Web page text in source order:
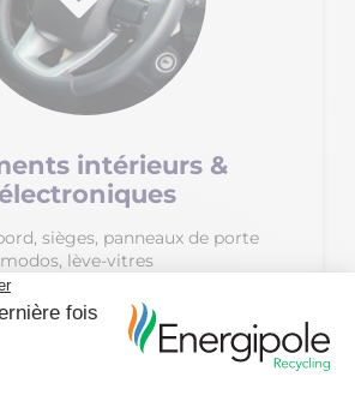
intérieurs &
sièges, panneaux de porte
lève-vitres
multimédias